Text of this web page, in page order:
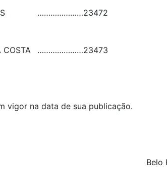
…………………23472
COSTA …………………23473
vigor na data de sua publicação.
Belo